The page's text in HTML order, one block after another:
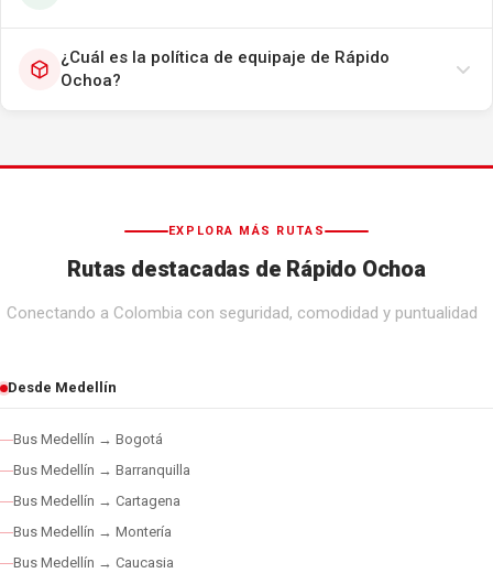
¿Cuál es la política de equipaje de Rápido
Ochoa?
EXPLORA MÁS RUTAS
Rutas destacadas de Rápido Ochoa
Conectando a Colombia con seguridad, comodidad y puntualidad
Desde Medellín
Bus Medellín → Bogotá
Bus Medellín → Barranquilla
Bus Medellín → Cartagena
Bus Medellín → Montería
Bus Medellín → Caucasia